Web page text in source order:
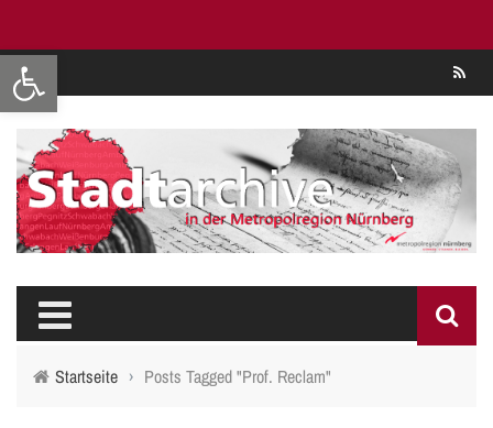
Werkzeugleiste öffnen
Startseite › Posts Tagged "Prof. Reclam"